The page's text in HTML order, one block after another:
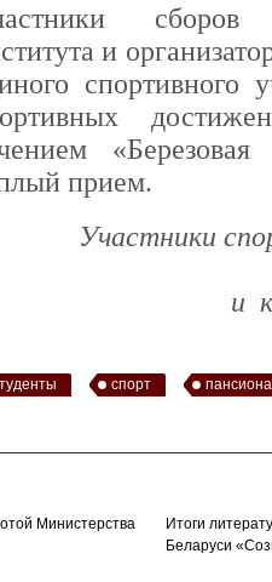
сборов
и
спортивного
прием.
Участники
и
спорт
Министерства
Итоги
Беларуси